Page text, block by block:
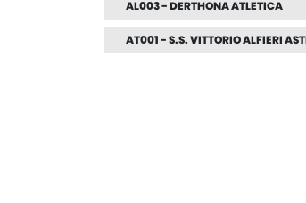
AL003 - DERTHONA ATLETICA
AT001 - S.S. VITTORIO ALFIERI ASTI